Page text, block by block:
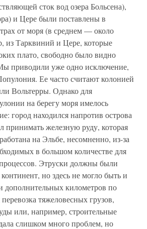
сток вод озера Больсена),
и Цере были поставлены в
от моря (в среднем — около
из Тарквиний и Цере, которые
плато, свободно было видно
приводили уже одно исключение,
Ее часто считают колонией
Вольтерры. Однако для
на берегу моря имелось
город находился напротив острова
принимать железную руду, которая
на Эльбе, несомненно, из-за
в большом количестве для
Этруски должны были
но здесь не могло быть и
дополнительных километров по
тяжеловесных грузов,
или, например, строительные
слишком много проблем, но